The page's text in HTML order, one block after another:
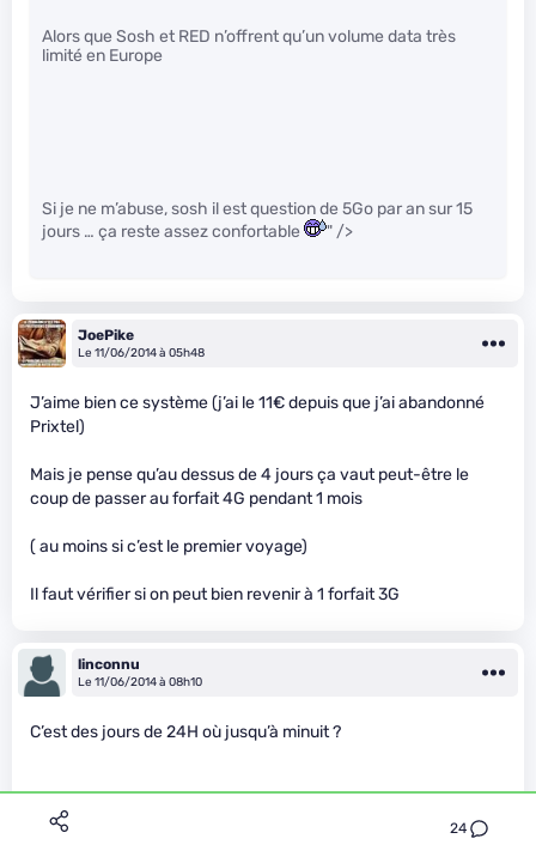
24
Alors que Sosh et RED n’offrent qu’un volume data très
limité en Europe
Si je ne m’abuse, sosh il est question de 5Go par an sur 15
jours … ça reste assez confortable
" />
JoePike
Le 11/06/2014 à 05h48
J’aime bien ce système (j’ai le 11€ depuis que j’ai abandonné
Prixtel)
Mais je pense qu’au dessus de 4 jours ça vaut peut-être le
coup de passer au forfait 4G pendant 1 mois
( au moins si c’est le premier voyage)
Il faut vérifier si on peut bien revenir à 1 forfait 3G
linconnu
Le 11/06/2014 à 08h10
C’est des jours de 24H où jusqu’à minuit ?
C’est pas mal par contre pour la réception d’appel c’est pas top